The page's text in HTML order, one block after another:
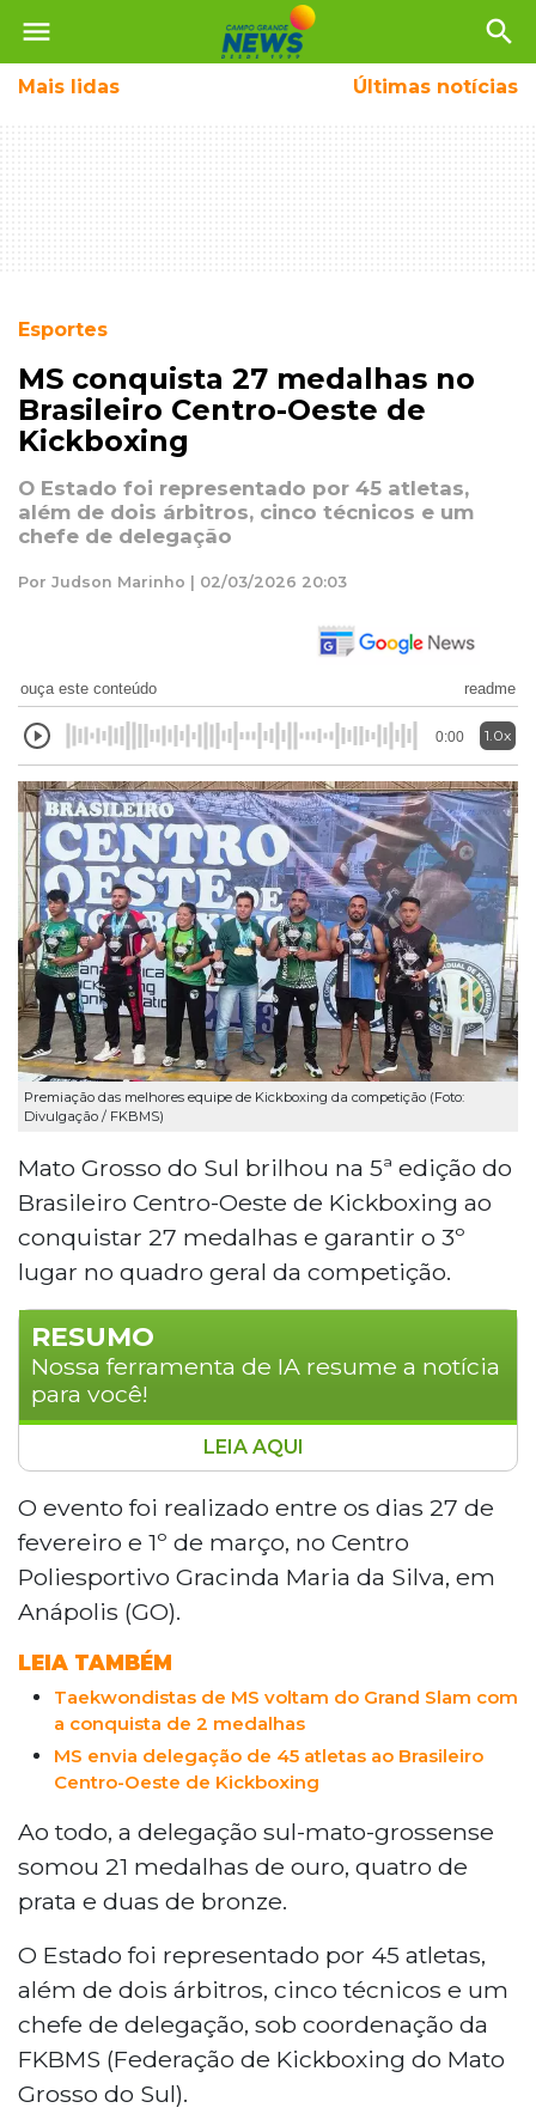
menu search
Mais lidas Últimas notícias
Esportes
MS conquista 27 medalhas no
Brasileiro Centro-Oeste de
Kickboxing
O Estado foi representado por 45 atletas,
além de dois árbitros, cinco técnicos e um
chefe de delegação
Por Judson Marinho | 02/03/2026 20:03
ouça este conteúdo readme
0:00 1.0x
Premiação das melhores equipe de Kickboxing da competição (Foto:
Divulgação / FKBMS)
Mato Grosso do Sul brilhou na 5ª edição do
Brasileiro Centro-Oeste de Kickboxing ao
conquistar 27 medalhas e garantir o 3º
lugar no quadro geral da competição.
RESUMO
Nossa ferramenta de IA resume a notícia
para você!
Mato Grosso do Sul destacou-se na 5ª
edição do Brasileiro Centro-Oeste de
Kickboxing, realizada em Anápolis (GO),
entre 27 de fevereiro e 1º de março. A
delegação sul-mato-grossense
conquistou 27 medalhas, sendo 21 de
ouro, quatro de prata e duas de bronze,
garantindo o terceiro lugar no quadro
geral. Com 45 atletas, dois árbitros, cinco
técnicos e um chefe de delegação, o
Estado reforçou seu protagonismo na
região. A competição reuniu cerca de 200
inscrições de atletas de Goiás, Mato
Grosso, Mato Grosso do Sul, Distrito
Federal, além de equipes convidadas de
Minas Gerais e Tocantins. As disputas
como Forms, Point Fighting, Light
Contact, Kick Light, Full Contact, Low
Kicks e K1. O evento também serviu como
seletiva para o Campeonato Brasileiro,
fortalecendo as chances de novos
destaques do Estado na próxima etapa
LEIA AQUI
O evento foi realizado entre os dias 27 de
fevereiro e 1º de março, no Centro
Poliesportivo Gracinda Maria da Silva, em
Anápolis (GO).
LEIA TAMBÉM
Taekwondistas de MS voltam do Grand Slam com
a conquista de 2 medalhas
MS envia delegação de 45 atletas ao Brasileiro
Centro-Oeste de Kickboxing
Ao todo, a delegação sul-mato-grossense
somou 21 medalhas de ouro, quatro de
prata e duas de bronze.
O Estado foi representado por 45 atletas,
além de dois árbitros, cinco técnicos e um
chefe de delegação, sob coordenação da
FKBMS (Federação de Kickboxing do Mato
Grosso do Sul).